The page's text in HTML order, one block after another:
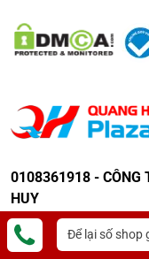
0108361918 - CÔNG
HUY
Địa chỉ:
Văn phòng:Số 10